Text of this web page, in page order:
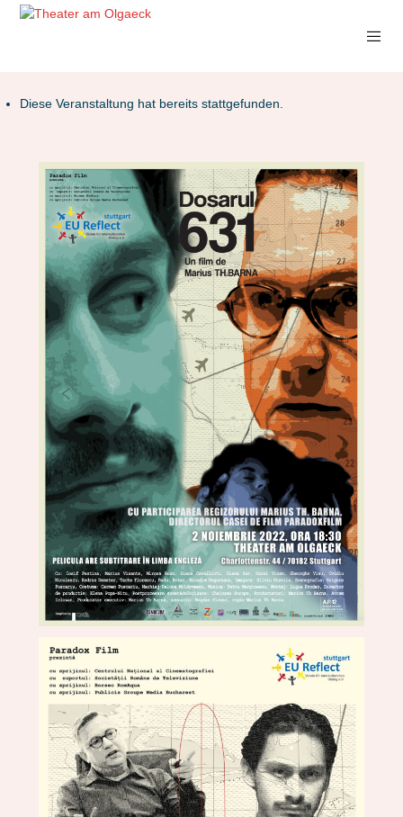
Diese Veranstaltung hat bereits stattgefunden.